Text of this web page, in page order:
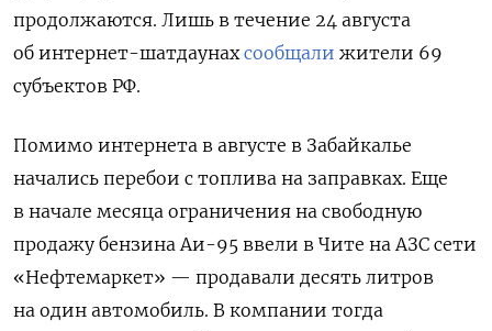
продолжаются. Лишь в течение 24 августа
об интернет-шатдаунахсообщали жители 69
субъектов РФ.
Помимо интернета в августе в Забайкалье
начались перебои с топлива на заправках. Еще
в начале месяца ограничения на свободную
продажу бензина Аи-95 ввели в Чите на АЗС сети
«Нефтемаркет» — продавали десять литров
на один автомобиль. В компании тогда